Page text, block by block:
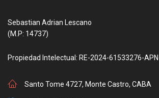
Sebastian Adrian Lescano
(M.P: 14737)
Propiedad Intelectual: RE-2024-61533276-
Santo Tome 4727, Monte Castro, CABA